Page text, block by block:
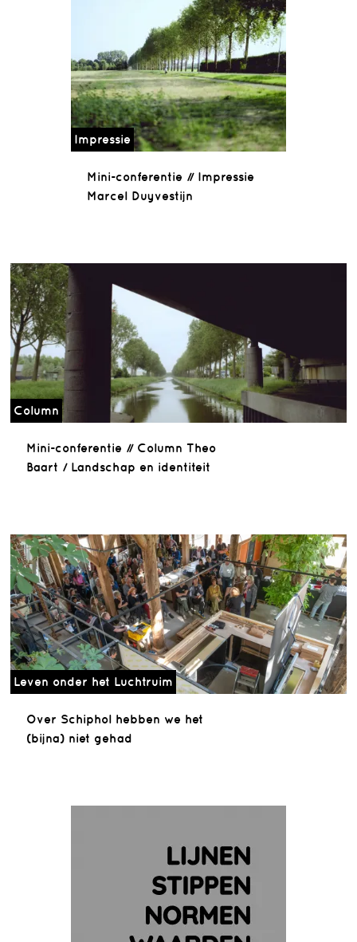
Impressie
Mini-conferentie // Impressie
Marcel Duyvestijn
Column
Mini-conferentie // Column Theo
Baart / Landschap en identiteit
Leven onder het Luchtruim
Over Schiphol hebben we het
(bijna) niet gehad